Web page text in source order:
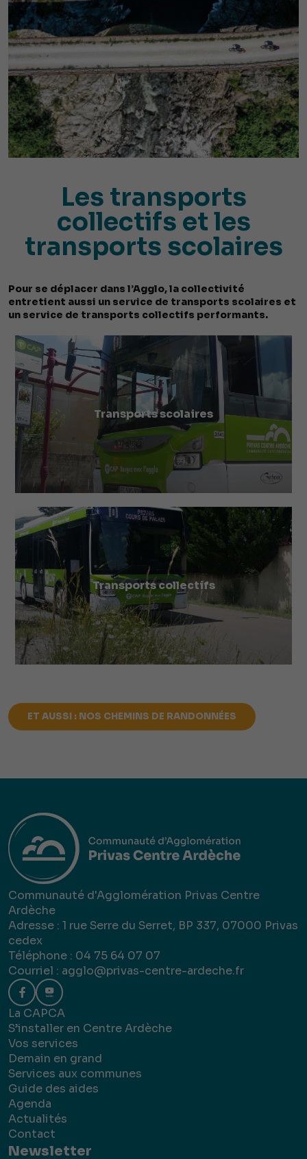
Les transports
collectifs et les
transports scolaires
Pour se déplacer dans l’Agglo, la collectivité
entretient aussi un service de transports scolaires et
un service de transports collectifs performants.
Transports scolaires
Transports collectifs
ET AUSSI : NOS CHEMINS DE RANDONNÉES
Communauté d'Agglomération Privas Centre
Ardèche
Adresse : 1 rue Serre du Serret, BP 337, 07000 Privas
cedex
Téléphone : 04 75 64 07 07
Courriel : agglo@privas-centre-ardeche.fr
La CAPCA
S’installer en Centre Ardèche
Vos services
Demain en grand
Services aux communes
Guide des aides
Agenda
Actualités
Contact
Newsletter